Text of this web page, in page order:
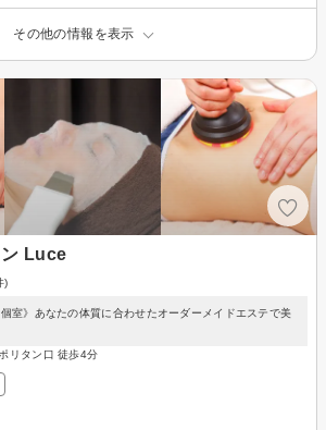
その他の情報を表示
Luce
)
室》あなたの体質に合わせたオーダーメイドエステで美
リタン口 徒歩4分